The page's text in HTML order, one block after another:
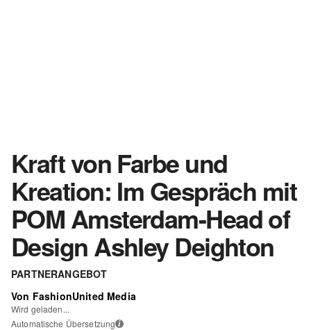
Kraft von Farbe und
Kreation: Im Gespräch mit
POM Amsterdam-Head of
Design Ashley Deighton
PARTNERANGEBOT
Von FashionUnited Media
Wird geladen...
Automatische Übersetzung i